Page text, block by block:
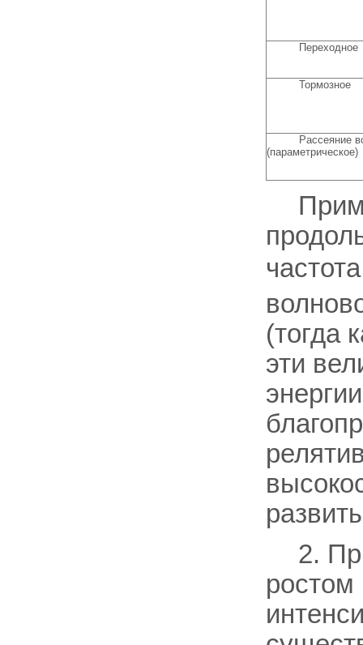
Переходное
Тормозное
Рассеяние
(параметрическое)
(тогда
эти
2.
ростом